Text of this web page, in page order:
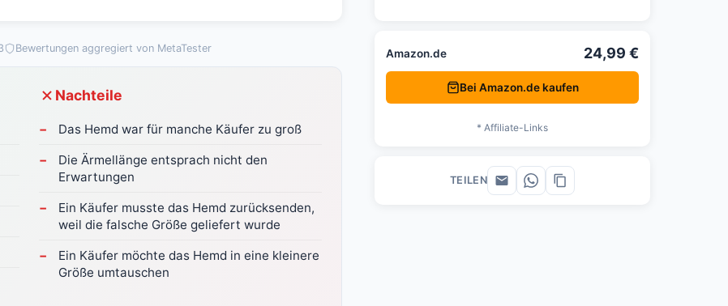
Bewertungen aggregiert von MetaTester
Nachteile
Das Hemd war für manche Käufer zu groß
Die Ärmellänge entsprach nicht den
Erwartungen
Ein Käufer musste das Hemd zurücksenden,
weil die falsche Größe geliefert wurde
Ein Käufer möchte das Hemd in eine kleinere
Größe umtauschen
Amazon.de 24,99 €
Bei Amazon.de kaufen
* Affiliate-Links
TEILEN